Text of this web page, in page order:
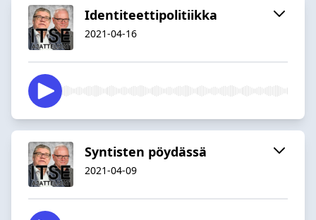
Identiteettipolitiikka
2021-04-16
Syntisten pöydässä
2021-04-09